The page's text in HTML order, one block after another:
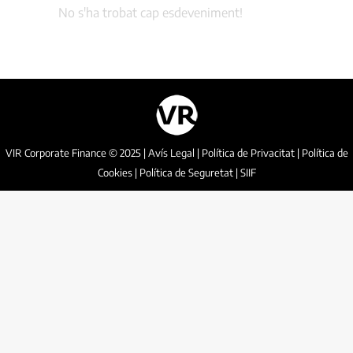
No s'ha trobat cap esdeveniment!
VIR Corporate Finance © 2025 | Avís Legal | Política de Privacitat| Política de
Cookies| Política de Seguretat| SIIF